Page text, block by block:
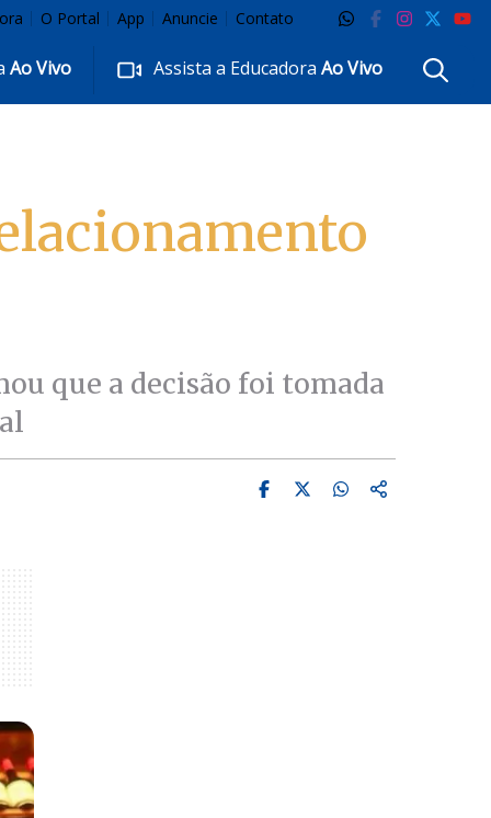
O Portal App Anuncie Contato
Ao Vivo Assista a EducadoraAo Vivo
que a decisão foi tomada